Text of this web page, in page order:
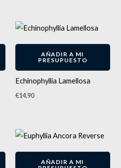
AÑADIR A MI
PRESUPUESTO
Echinophyllia Lamellosa
€14.90
AÑADIR A MI